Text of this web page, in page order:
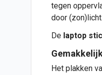
tegen
door
De laptop
Het plakken